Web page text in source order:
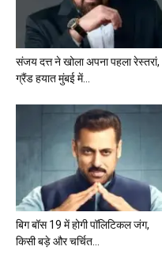
संजय दत्त ने खोला अपना पहला रेस्तरां,
ग्रैंड हयात मुंबई में...
बिग बॉस 19 में होगी पॉलिटिकल जंग,
किसी बड़े और चर्चित...